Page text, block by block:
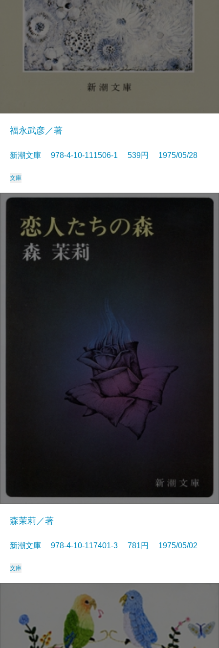
福永武彦／著
新潮文庫 978-4-10-111506-1 539円 1975/05/28
文庫
森茉莉／著
新潮文庫 978-4-10-117401-3 781円 1975/05/02
文庫